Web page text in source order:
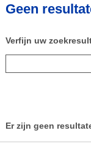
Geen
Verfijn uw
Er zijn geen